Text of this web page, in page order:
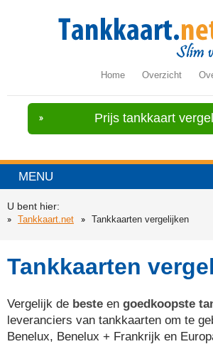
Home Overzicht
Prijs tankkaart
MENU
U bent hier:
Tankkaart.net
Tankkaarten vergelijken
Tankkaarten
Vergelijk de beste en goedkoopste
leveranciers van tankkaarten om te
Benelux, Benelux + Frankrijk en